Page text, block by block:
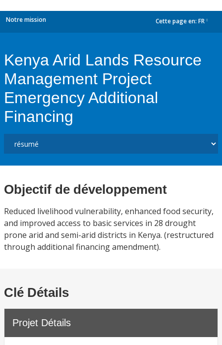
Notre mission Cette page en: FR
Kenya Arid Lands Resource
Management Project
Emergency Additional
Financing
Objectif de développement
Reduced livelihood vulnerability, enhanced food security,
and improved access to basic services in 28 drought
prone arid and semi-arid districts in Kenya. (restructured
through additional financing amendment).
Clé Détails
Projet Détails